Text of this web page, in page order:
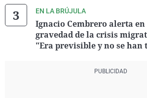
EN LA BRÚJULA
Ignacio Cembrero alerta
gravedad de la crisis
"Era previsible y no se han